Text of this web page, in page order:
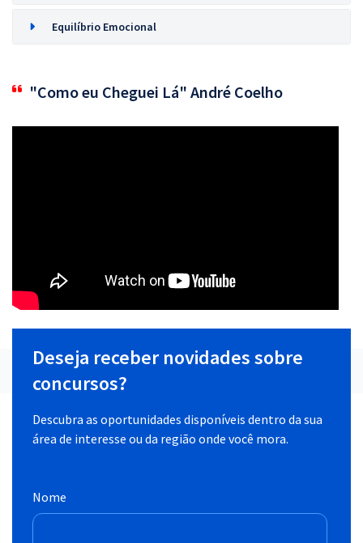
Equilíbrio Emocional
"Como eu Cheguei Lá" André Coelho
Deseja receber novidades sobre
concursos?
Descubra as oportunidades disponíveis dentro da sua
área de interesse ou da região onde você mora.
Nome